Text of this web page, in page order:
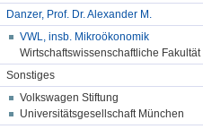
Danzer, Prof. Dr. Alexander M.
VWL, insb. Mikroökonomik
Wirtschaftswissenschaftliche
Sonstiges
Volkswagen Stiftung
Universitätsgesellschaft München